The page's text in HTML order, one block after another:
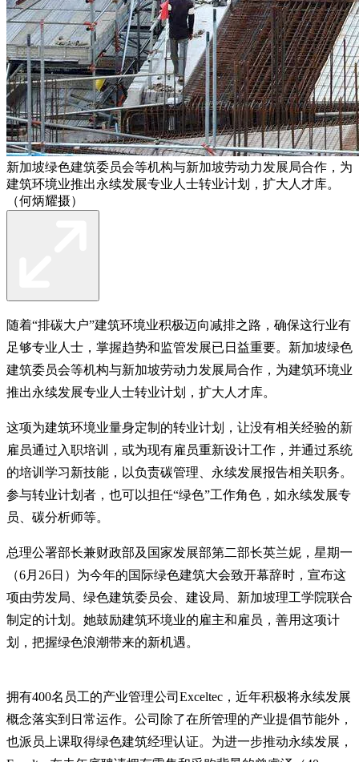
新加坡绿色建筑委员会等机构与新加坡劳动力发展局合作，为
建筑环境业推出永续发展专业人士转业计划，扩大人才库。
（何炳耀摄）
随着“排碳大户”建筑环境业积极迈向减排之路，确保这行业有
足够专业人士，掌握趋势和监管发展已日益重要。新加坡绿色
建筑委员会等机构与新加坡劳动力发展局合作，为建筑环境业
推出永续发展专业人士转业计划，扩大人才库。
这项为建筑环境业量身定制的转业计划，让没有相关经验的新
雇员通过入职培训，或为现有雇员重新设计工作，并通过系统
的培训学习新技能，以负责碳管理、永续发展报告相关职务。
参与转业计划者，也可以担任“绿色”工作角色，如永续发展专
员、碳分析师等。
总理公署部长兼财政部及国家发展部第二部长英兰妮，星期一
（6月26日）为今年的国际绿色建筑大会致开幕辞时，宣布这
项由劳发局、绿色建筑委员会、建设局、新加坡理工学院联合
制定的计划。她鼓励建筑环境业的雇主和雇员，善用这项计
划，把握绿色浪潮带来的新机遇。
拥有400名员工的产业管理公司Exceltec，近年积极将永续发展
概念落实到日常运作。公司除了在所管理的产业提倡节能外，
也派员上课取得绿色建筑经理认证。为进一步推动永续发展，